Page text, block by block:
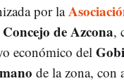
por la
Concejo de Azcona,
económico del
de la zona, con